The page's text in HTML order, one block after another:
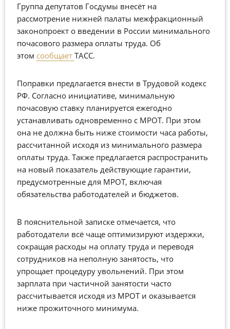
Группа депутатов Госдумы внесёт на
рассмотрение нижней палаты межфракционный
законопроект о введении в России минимального
почасового размера оплаты труда. Об
этом сообщает ТАСС.
Поправки предлагается внести в Трудовой кодекс
РФ. Согласно инициативе, минимальную
почасовую ставку планируется ежегодно
устанавливать одновременно с МРОТ. При этом
она не должна быть ниже стоимости часа работы,
рассчитанной исходя из минимального размера
оплаты труда. Также предлагается распространить
на новый показатель действующие гарантии,
предусмотренные для МРОТ, включая
обязательства работодателей и бюджетов.
В пояснительной записке отмечается, что
работодатели всё чаще оптимизируют издержки,
сокращая расходы на оплату труда и переводя
сотрудников на неполную занятость, что
упрощает процедуру увольнений. При этом
зарплата при частичной занятости часто
рассчитывается исходя из МРОТ и оказывается
ниже прожиточного минимума.